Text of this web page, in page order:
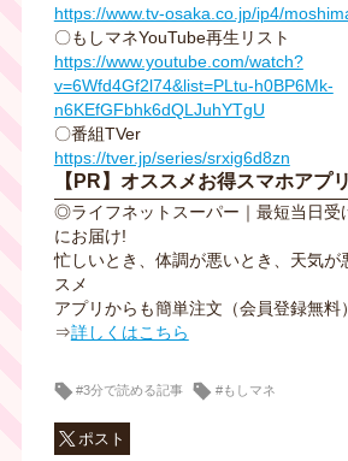
https://www.tv-osaka.co.jp/ip4/
〇もしマネYouTube再生リスト
https://www.youtube.com/watch?
v=6Wfd4Gf2l74&list=PLtu-h0BP6Mk-
n6KEfGFbhk6dQLJuhYTgU
〇番組TVer
https://tver.jp/series/srxig6d8zn
【PR】オススメお得スマホアプリ
◎ライフネットスーパー｜最短当日受
にお届け!
忙しいとき、体調が悪いとき、天気が
スメ
アプリからも簡単注文（会員登録無料）
⇒詳しくはこちら
#3分で読める記事 #もしマネ
ポスト